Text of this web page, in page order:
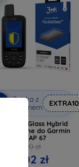
Zniżka z
kuponem
EXTRA10
FlexibleGlass Hybrid
ochronne do Garmin
GPSMAP 67
38,90 zł
35,02 zł